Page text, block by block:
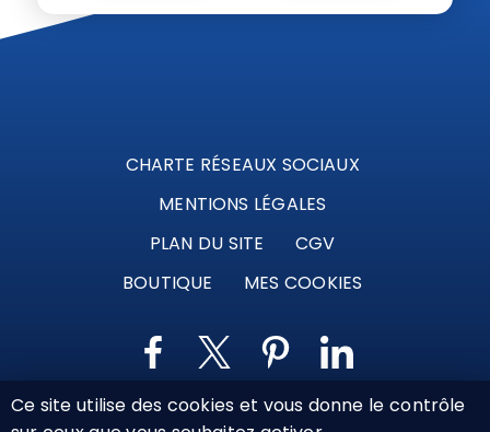
CHARTE RÉSEAUX SOCIAUX
MENTIONS LÉGALES
PLAN DU SITE
CGV
BOUTIQUE
MES COOKIES
Marque déposée © Agence Web Attichy, Compiègne,
Ce site utilise des cookies et vous donne le contrôle